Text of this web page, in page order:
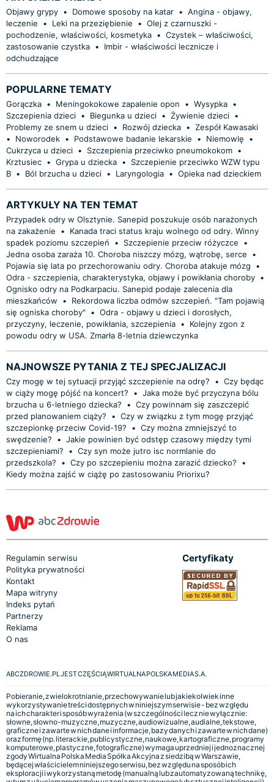
Objawy grypy • Domowe sposoby na katar • Angina - objawy,
leczenie
• Leki na przeziębienie • Olej z czarnuszki -
pochodzenie, właściwości, kosmetyka • Czystek – właściwości,
zastosowanie czystka •
Imbir - właściwości lecznicze i
odchudzające
POPULARNE TEMATY
Gorączka • Meningokokowe zapalenie opon • Wysypka •
Szczepienia dzieci • Biegunka u dzieci • Żywienie dzieci •
Problemy ze snem u dzieci • Rozwój dziecka • Zespół Kawasaki
•
Noworodek • Podstawowe badanie lekarskie • Niemowlę
•
Cukrzyca u dzieci • Szczepienia przeciwko pneumokokom •
Krztusiec • Grypa u dziecka •
Szczepienie przeciwko WZW typu
B • Ból brzucha u dzieci • Laryngologia • Opieka nad dzieckiem
ARTYKUŁY NA TEN TEMAT
Przypadek odry w Olsztynie. Sanepid poszukuje osób narażonych
na zakażenie
•
Kanada traci status kraju wolnego od odry. Winny
spadek poziomu szczepień
• Szczepienie przeciw różyczce
•
Jedna osoba zaraża 10. Choroba niszczy mózg, wątrobę, serce
•
Pojawia się lata po przechorowaniu odry. Choroba atakuje mózg
•
Odra - szczepienia, charakterystyka, objawy i powikłania choroby •
Ognisko odry na Podkarpaciu. Sanepid podaje zalecenia dla
mieszkańców
•
Rekordowa liczba odmów szczepień. "Tam pojawią
się ogniska choroby" • Odra - objawy u dzieci i dorosłych,
przyczyny, leczenie, powikłania, szczepienia •
Kolejny zgon z
powodu odry w USA. Zmarła 8-letnia dziewczynka
NAJNOWSZE PYTANIA Z TEJ SPECJALIZACJI
Czy mogę w tej sytuacji przyjąć szczepienie na odrę? • Czy będąc
w ciąży mogę pójść na koncert?
• Jaka może być przyczyna bólu
brzucha u 6-letniego dziecka?
• Czy powinnam się zaszczepić
przed planowaniem ciąży?
• Czy w związku z tym mogę przyjąć
szczepionkę przeciw Covid-19?
• Czy można zmniejszyć to
swędzenie?
• Jakie powinien być odstęp czasowy między tymi
szczepieniami?
• Czy syn może jutro isc normlanie do
przedszkola?
• Czy po szczepieniu można zarazić dziecko?
•
Kiedy można zajść w ciążę po zastosowaniu Priorixu?
Regulamin serwisu
Polityka prywatności
Kontakt
Mapa witryny
Indeks pytań
Partnerzy
Reklama
O nas
Certyfikaty
ABCZDROWIE.PL JEST CZĘŚCIĄ WIRTUALNA POLSKA MEDIA S.A.
Pobieranie, zwielokrotnianie, przechowywanie lub jakiekolwiek inne
wykorzystywanie treści dostępnych w niniejszym serwisie - bez względu
na ich charakter i sposób wyrażenia (w szczególności lecz nie wyłącznie:
słowne, słowno-muzyczne, muzyczne, audiowizualne, audialne, tekstowe,
graficzne i zawarte w nich dane i informacje, bazy danych i zawarte w nich dane)
oraz formę (np. literackie, publicystyczne, naukowe, kartograficzne, programy
komputerowe, plastyczne, fotograficzne) wymaga uprzedniej i jednoznacznej
zgody Wirtualna Polska Media Spółka Akcyjna z siedzibą w Warszawie,
będącej właścicielem niniejszego serwisu, bez względu na sposób ich
eksploracji i wykorzystaną metodę (manualną lub zautomatyzowaną technikę,